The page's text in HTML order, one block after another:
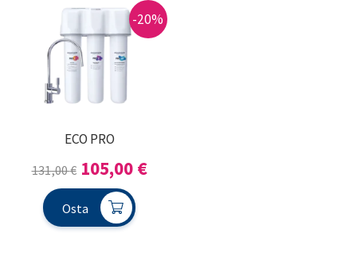
-20%
ECO PRO
131,00€ Algne
hind
oli:
105,00 €Praegune
Osta